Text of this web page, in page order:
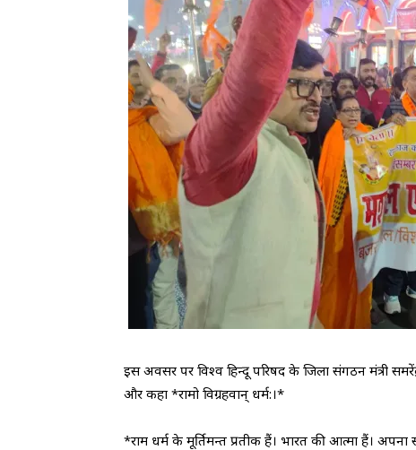
इस अवसर पर विश्व हिन्दू परिषद के जिला संगठन मंत्री
और कहा *रामो विग्रहवान् धर्म:।*
*राम धर्म के मूर्तिमन्त प्रतीक हैं। भारत की आत्मा हैं।